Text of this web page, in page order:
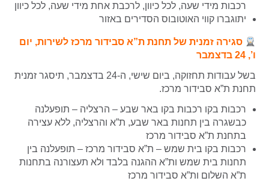
רכבות מידי שעה, לכל כיוון, לרכבת אחת מידי שעה, לכל כיוון
יתוגברו קווי האוטובוס הסדירים באזור
סגירה זמנית של תחנת ת”א סבידור מרכז לשירות, יום
ו’, 24 בדצמבר
בשל עבודות תחזוקה, ביום שישי, ה-24 בדצמבר, תיסגר זמנית
תחנת ת”א סבידור מרכז.
רכבות בקו רכבות בקו באר שבע – הרצליה – תופעלנה
כבשגרה בין תחנות באר שבע, ת”א והרצליה, ללא עצירה
בתחנת ת”א סבידור מרכז
רכבות בקו בית שמש – ת”א סבידור מרכז – תופעלנה בין
תחנות בית שמש ות”א ההגנה בלבד ולא תעצורנה בתחנות
ת”א השלום ות”א סבידור מרכז